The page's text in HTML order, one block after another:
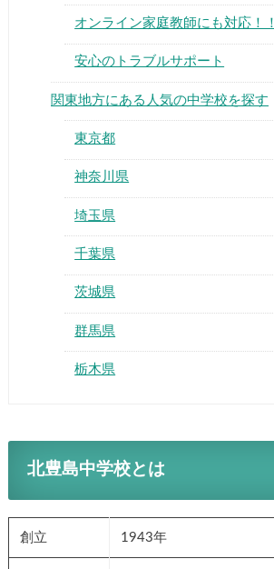
▶
オンライン家庭教師にも対応！！
安心のトラブルサポート
関東地方にある人気の中学校を探す
東京都
神奈川県
埼玉県
千葉県
茨城県
群馬県
栃木県
北豊島中学校とは
創立 1943年